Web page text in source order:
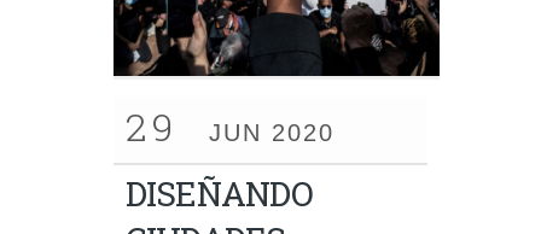
29 JUN 2020
DISEÑANDO